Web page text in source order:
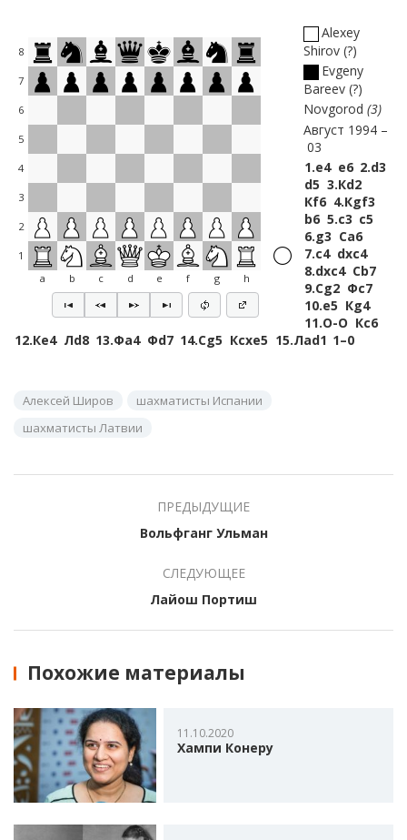
8
7
6
5
4
3
2
1
a
b c d e f g h
Alexey
Shirov ?
Evgeny
Bareev ?
Novgorod 3
Август 1994
03
1.e4 e6 2.d3
d5 3.Кd2
Кf6 4.Кgf3
b6 5.c3 c5
6.g3 Сa6
7.c4 dxc4
8.dxc4 Сb7
9.Сg2 Фc7
10.e5 Кg4
11.O-O Кc6
12.Кe4 Лd8 13.Фa4 Фd7 14.Сg5 Кcxe5 15.Лad1 1–0
Алексей Широв
шахматисты Испании
шахматисты Латвии
ПРЕДЫДУЩИЕ
Вольфганг Ульман
СЛЕДУЮЩЕЕ
Лайош Портиш
Похожие материалы
11.10.2020
Хампи Конеру